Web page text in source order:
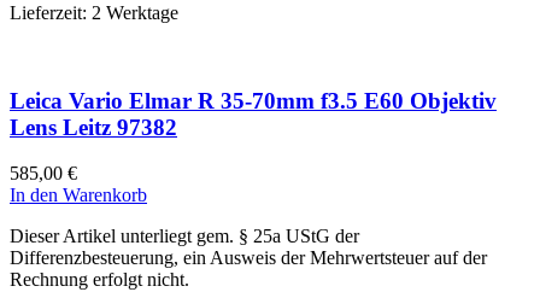
Lieferzeit: 2 Werktage
Leica Vario Elmar R 35-70mm f3.5 E60 Objektiv
Lens Leitz 97382
585,00 €
In den Warenkorb
Dieser Artikel unterliegt gem. § 25a UStG der
Differenzbesteuerung, ein Ausweis der Mehrwertsteuer auf der
Rechnung erfolgt nicht.